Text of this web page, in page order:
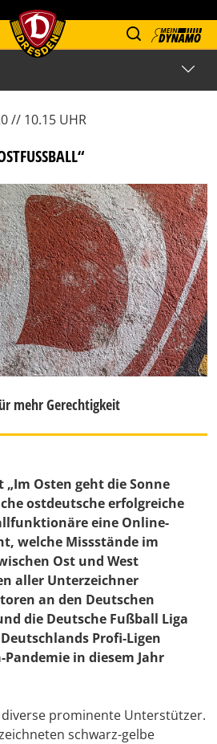
// 10.15 UHR
mehr Gerechtigkeit
Osten geht die Sonne
ostdeutsche erfolgreiche
eine Online-
welche Missstände im
Ost und West
aller Unterzeichner
an den Deutschen
die Deutsche Fußball Liga
Profi-Ligen
in diesem Jahr
prominente Unterstützer.
schwarz-gelbe